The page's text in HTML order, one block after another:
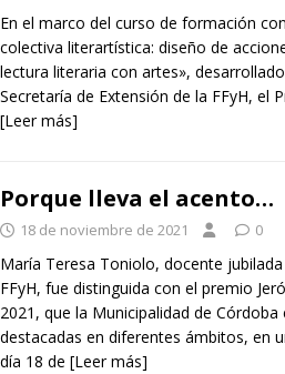
En el marco del curso de formación
colectiva literartística: diseño de
lectura literaria con artes»,
Secretaría de Extensión de la FFyH, el
[Leer más]
Porque lleva el acento…
18 de noviembre de 2021 0
María Teresa Toniolo, docente
FFyH, fue distinguida con el premio
2021, que la Municipalidad de
destacadas en diferentes ámbitos, en
día 18 de [Leer más]